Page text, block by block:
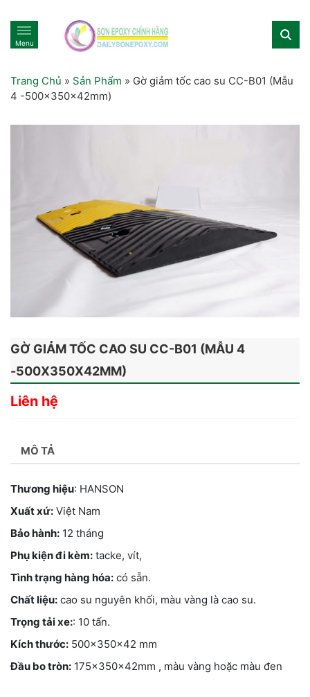
Menu
Trang Chủ » Sản Phẩm » Gờ giảm tốc cao su CC-B01 (Mẫu
4 -500x350x42mm)
GỜ GIẢM TỐC CAO SU CC-B01 (MẪU 4
-500X350X42MM)
Liên hệ
MÔ TẢ
Thương hiệu: HANSON
Xuất xứ: Việt Nam
Bảo hành: 12 tháng
Phụ kiện đi kèm: tacke, vít,
Tình trạng hàng hóa: có sẵn.
Chất liệu: cao su nguyên khối, màu vàng là cao su.
Trọng tải xe:: 10 tấn.
Kích thước: 500x350x42 mm
Đầu bo tròn: 175x350x42mm , màu vàng hoặc màu đen